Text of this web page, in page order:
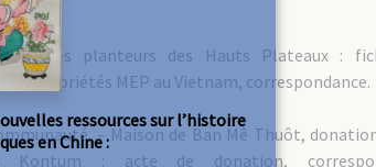
des planteurs des Hauts Plateaux :
propriétés MEP au Vietnam, correspondance.
– Maison de Ban Mê Thuôt,
Kontum : acte de donation,
ressources sur l’histoire
en Chine :